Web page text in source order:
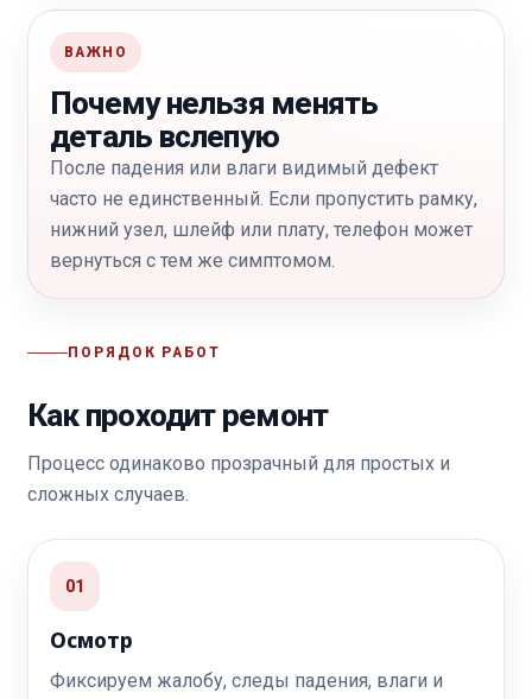
ВАЖНО
Почему нельзя менять
деталь вслепую
После падения или влаги видимый дефект
часто не единственный. Если пропустить рамку,
нижний узел, шлейф или плату, телефон может
вернуться с тем же симптомом.
ПОРЯДОК РАБОТ
Как проходит ремонт
Процесс одинаково прозрачный для простых и
сложных случаев.
01
Осмотр
Фиксируем жалобу, следы падения, влаги и